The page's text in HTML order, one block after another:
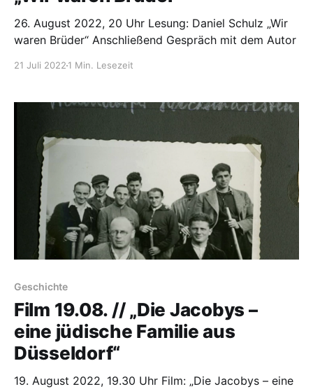
26. August 2022, 20 Uhr Lesung: Daniel Schulz „Wir
waren Brüder“ Anschließend Gespräch mit dem Autor
21 Juli 2022 1 Min. Lesezeit
Geschichte
Film 19.08. // „Die Jacobys –
eine jüdische Familie aus
Düsseldorf“
19. August 2022, 19.30 Uhr Film: „Die Jacobys – eine